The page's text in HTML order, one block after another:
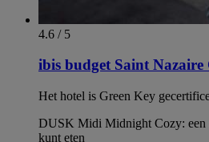
4.6 / 5
ibis budget Saint Nazaire
Het hotel is Green Key
DUSK Midi Midnight Cozy: een
kunt eten